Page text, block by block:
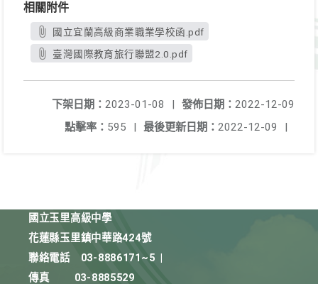
相關附件
國立宜蘭高級商業職業學校函.pdf
臺灣國際教育旅行聯盟2.0.pdf
發佈日期： 2022-12-09
下架日期： 2023-01-08
|
最後更新日期： 2022-12-09 |
點擊率： 595 |
國立玉里高級中學
花蓮縣玉里鎮中華路424號
聯絡電話
03-8886171~5
傳真
03-8885529